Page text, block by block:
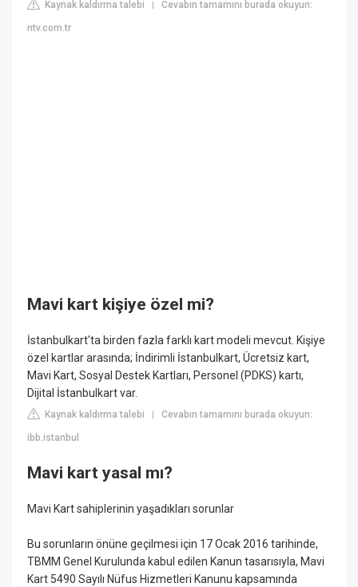
Kaynak kaldırma talebi |Cevabın tamamını burada okuyun:
ntv.com.tr
Mavi kart kişiye özel mi?
İstanbulkart'ta birden fazla farklı kart modeli mevcut. Kişiye
özel kartlar arasında; İndirimli İstanbulkart, Ücretsiz kart,
Mavi Kart, Sosyal Destek Kartları, Personel (PDKS) kartı,
Dijital İstanbulkart var.
Kaynak kaldırma talebi |Cevabın tamamını burada okuyun:
ibb.istanbul
Mavi kart yasal mı?
Mavi Kart sahiplerinin yaşadıkları sorunlar
Bu sorunların önüne geçilmesi için 17 Ocak 2016 tarihinde,
TBMM Genel Kurulunda kabul edilen Kanun tasarısıyla, Mavi
Kart 5490 Sayılı Nüfus Hizmetleri Kanunu kapsamında